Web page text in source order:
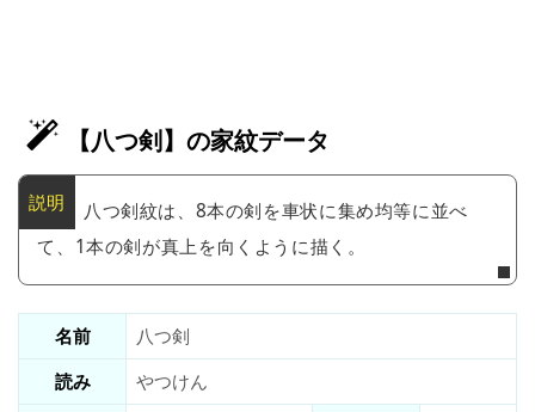
【八つ剣】の家紋データ
八つ剣紋は、8本の剣を車状に集め均等に並べ
て、1本の剣が真上を向くように描く。
名前
八つ剣
読み
やつけん